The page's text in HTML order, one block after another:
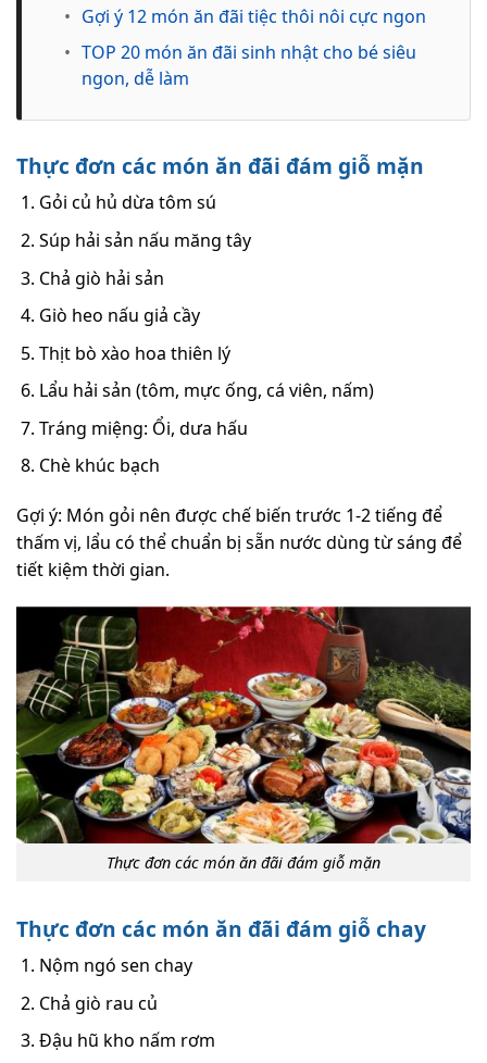
• Gợi ý 12 món ăn đãi tiệc thôi nôi cực ngon
• TOP 20 món ăn đãi sinh nhật cho bé siêu
ngon, dễ làm
Thực đơn các món ăn đãi đám giỗ mặn
Gỏi củ hủ dừa tôm sú
Súp hải sản nấu măng tây
Chả giò hải sản
Giò heo nấu giả cầy
Thịt bò xào hoa thiên lý
Lẩu hải sản (tôm, mực ống, cá viên, nấm)
Tráng miệng: Ổi, dưa hấu
Chè khúc bạch
Gợi ý: Món gỏi nên được chế biến trước 1-2 tiếng để
thấm vị, lẩu có thể chuẩn bị sẵn nước dùng từ sáng để
tiết kiệm thời gian.
Thực đơn các món ăn đãi đám giỗ mặn
Thực đơn các món ăn đãi đám giỗ chay
Nộm ngó sen chay
Chả giò rau củ
Đậu hũ kho nấm rơm